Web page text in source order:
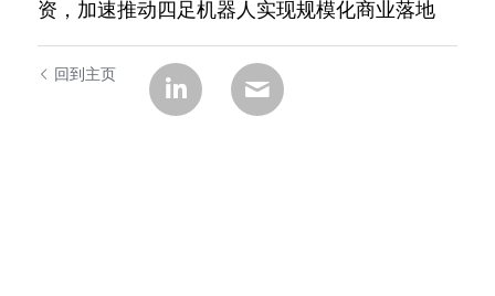
资，加速推动四足机器人实现规模化商业落地
回到主页